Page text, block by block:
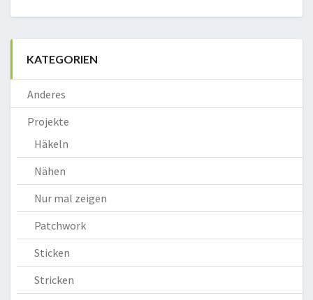
KATEGORIEN
Anderes
Projekte
Häkeln
Nähen
Nur mal zeigen
Patchwork
Sticken
Stricken